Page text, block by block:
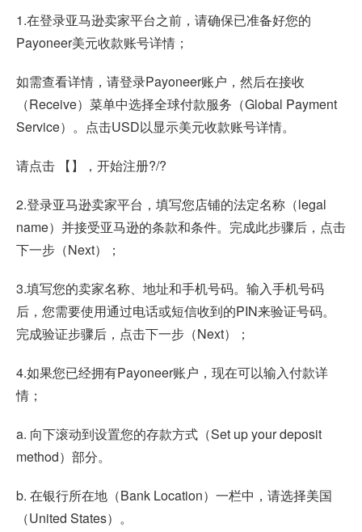
1.在登录亚马逊卖家平台之前，请确保已准备好您的
Payoneer美元收款账号详情；
如需查看详情，请登录Payoneer账户，然后在接收
（Receive）菜单中选择全球付款服务（Global Payment
Service）。点击USD以显示美元收款账号详情。
请点击 【】，开始注册?/?
2.登录亚马逊卖家平台，填写您店铺的法定名称（legal
name）并接受亚马逊的条款和条件。完成此步骤后，点击
下一步（Next）；
3.填写您的卖家名称、地址和手机号码。输入手机号码
后，您需要使用通过电话或短信收到的PIN来验证号码。
完成验证步骤后，点击下一步（Next）；
4.如果您已经拥有Payoneer账户，现在可以输入付款详
情；
a. 向下滚动到设置您的存款方式（Set up your deposit
method）部分。
b. 在银行所在地（Bank Location）一栏中，请选择美国
（United States）。